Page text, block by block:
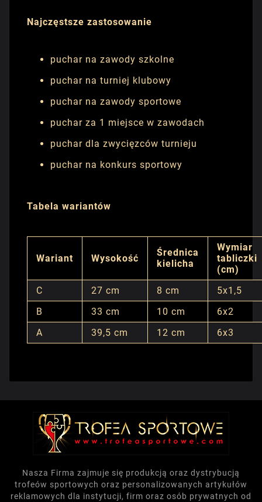
Najczęstsze zastosowanie
puchar na zawody szkolne
puchar na turniej klubowy
puchar na zawody sportowe
puchar za 1 miejsce w zawodach
puchar dla zwycięzców turnieju
puchar na konkurs sportowy
Tabela wariantów
Wariant Wysokość
Średnica
kielicha
Wymiar
tabliczki
(cm)
C
27 cm 8 cm
5x1,5
B
33 cm 10 cm
6x2
A
39,5 cm 12 cm 6x3
Nasza Firma zajmuje się produkcją oraz dystrybucją
trofeów sportowych oraz personalizowanych artykułów
reklamowych dla instytucji, firm oraz osób prywatnych od